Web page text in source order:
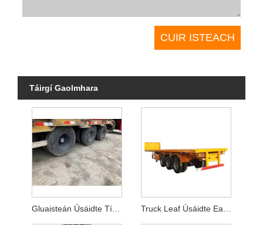
Táirgí Gaolmhara
Gluaisteán Úsáidte Tíre Tíre Truck Leaf Úsáidte Earraigh Pláta